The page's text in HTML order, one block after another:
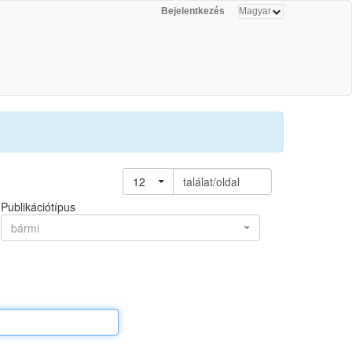
Bejelentkezés
12
találat/oldal
Publikációtípus
bármi